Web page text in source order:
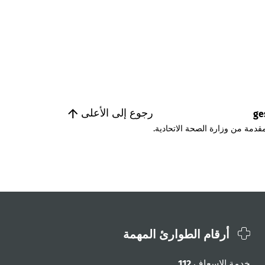
رجوع إلى الأعلى
من وزارة الصحة الاتحادية.
أرقام الطوارئ المهمة